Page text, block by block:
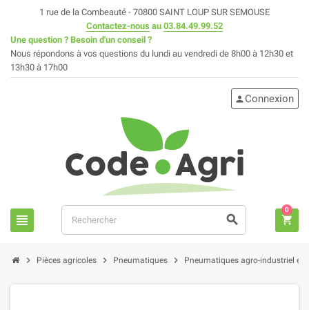
1 rue de la Combeauté - 70800 SAINT LOUP SUR SEMOUSE
Contactez-nous au 03.84.49.99.52
Une question ? Besoin d'un conseil ?
Nous répondons à vos questions du lundi au vendredi de 8h00 à 12h30 et
13h30 à 17h00
view_headline search
person Connexion
shopping_cart
0
chevron_right Pièces agricoles chevron_right Pneumatiques chevron_right Pneumatiques agro-industriel et